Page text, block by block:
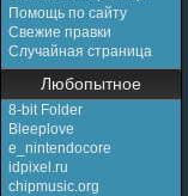
Помощь по сайту
Свежие правки
Случайная страница
Любопытное
8-bit Folder
Bleeplove
e_nintendocore
idpixel.ru
chipmusic.org